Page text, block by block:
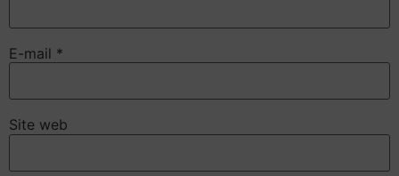
E-mail *
Site web